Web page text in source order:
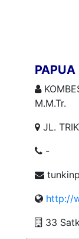
PAPUA
M.M.Tr.
JL.
-
http://
33